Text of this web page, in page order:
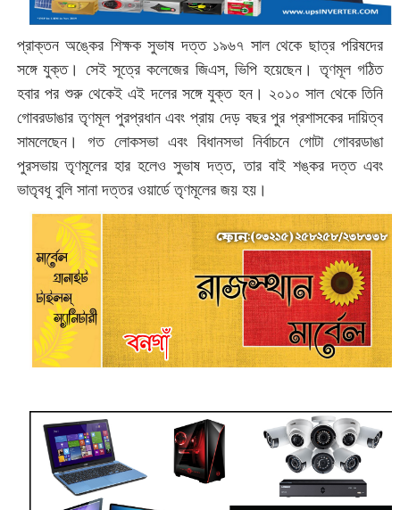
প্রাক্তন অঙ্কের শিক্ষক সুভাষ দত্ত ১৯৬৭ সাল থেকে ছাত্র পরিষদের
সঙ্গে যুক্ত। সেই সূত্রে কলেজের জিএস, ভিপি হয়েছেন। তৃণমূল গঠিত
হবার পর শুরু থেকেই এই দলের সঙ্গে যুক্ত হন। ২০১০ সাল থেকে তিনি
গোবরডাঙার তৃণমূল পুরপ্রধান এবং প্রায় দেড় বছর পুর প্রশাসকের দায়িত্ব
সামলেছেন। গত লোকসভা এবং বিধানসভা নির্বাচনে গোটা গোবরডাঙা
পুরসভায় তৃণমূলের হার হলেও সুভাষ দত্ত, তার বাই শঙ্কর দত্ত এবং
ভাতৃবধূ বুলি সানা দত্তর ওয়ার্ডে তৃণমূলের জয় হয়।